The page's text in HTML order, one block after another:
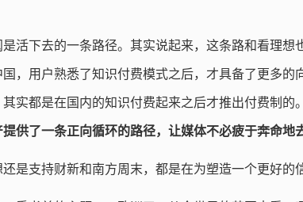
活下去的一条路径。其实说起来，这条路和看理想
，用户熟悉了知识付费模式之后，才具备了更多的
实都是在国内的知识付费起来之后才推出付费制的。
供了一条正向循环的路径，让媒体不必疲于奔命地
是支持财新和南方周末，都是在为塑造一个更好的